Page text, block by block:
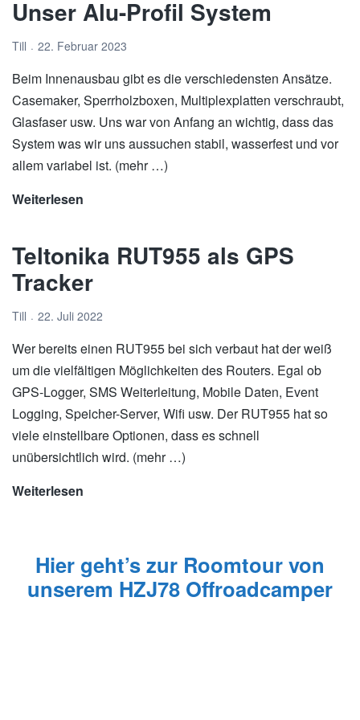
Camper
Unser Alu-Profil System
Till 22. Februar 2023
Beim Innenausbau gibt es die verschiedensten Ansätze.
Casemaker, Sperrholzboxen, Multiplexplatten verschraubt,
Glasfaser usw. Uns war von Anfang an wichtig, dass das
System was wir uns aussuchen stabil, wasserfest und vor
allem variabel ist. (mehr …)
Weiterlesen
System
Teltonika RUT955 als GPS
Tracker
Till 22. Juli 2022
Wer bereits einen RUT955 bei sich verbaut hat der weiß
um die vielfältigen Möglichkeiten des Routers. Egal ob
GPS-Logger, SMS Weiterleitung, Mobile Daten, Event
Logging, Speicher-Server, Wifi usw. Der RUT955 hat so
viele einstellbare Optionen, dass es schnell
unübersichtlich wird. (mehr …)
Weiterlesen
GPS
Tracker
Hier geht’s zur Roomtour von
unserem HZJ78 Offroadcamper